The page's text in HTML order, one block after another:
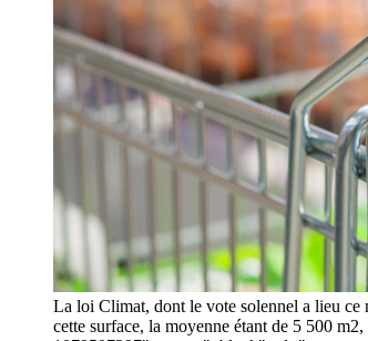
La loi Climat, dont le vote solennel a lieu ce
cette surface, la moyenne étant de 5 500